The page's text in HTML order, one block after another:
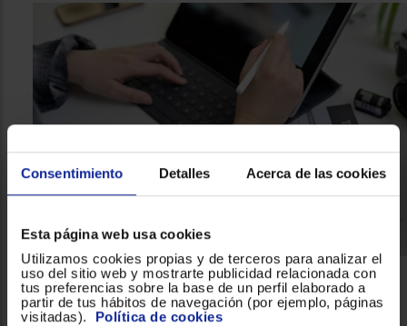
Consentimiento Detalles Acerca de las cookies
Esta página web usa cookies
Utilizamos cookies propias y de terceros para analizar el
uso del sitio web y mostrarte publicidad relacionada con
tus preferencias sobre la base de un perfil elaborado a
partir de tus hábitos de navegación (por ejemplo, páginas
visitadas). Política de cookies
Un teclado cómodo para tu tablet
Una tablet te da una cómoda y amplia libertad al poder